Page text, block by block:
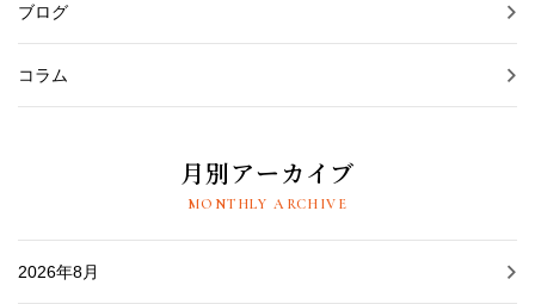
ブログ
コラム
月別アーカイブ
MONTHLY ARCHIVE
2026年8月